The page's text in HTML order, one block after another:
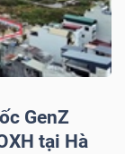
GenZ
tại Hà